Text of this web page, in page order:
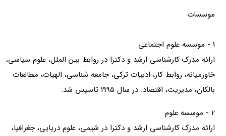
موسسات
1 - موسسه علوم اجتماعی
ارائه مدرک کارشناسی ارشد و دکترا در روابط بین الملل، علوم سیاسی،
خاورمیانه، روابط کار، ادبیات ترکی، جامعه شناسی، الهیات، مطالعات
بالکان، مدیریت، اقتصاد. در سال 1995 تاسیس شد.
2 - موسسه علوم
ارائه مدرک کارشناسی ارشد و دکترا در شیمی، علوم دریایی، جغرافیا،